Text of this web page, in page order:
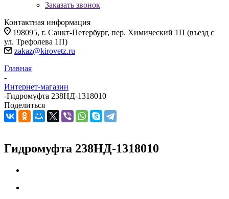
Заказать звонок
Контактная информация
198095, г. Санкт-Петербург, пер. Химический 1П (въезд с
ул. Трефолева 1П)
zakaz@kirovetz.ru
Главная
-
Интернет-магазин
-Гидромуфта 238НД-1318010
Поделиться
Гидромуфта 238НД-1318010